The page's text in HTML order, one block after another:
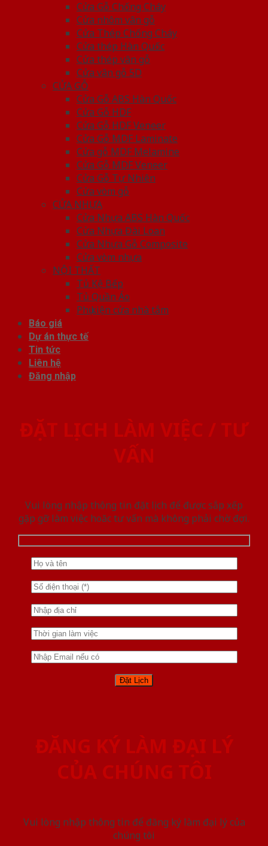
Cửa Gỗ Chống Cháy
Cửa nhôm vân gỗ
Cửa Thép Chống Cháy
Cửa thép Hàn Quốc
Cửa thép vân gỗ
Cửa vân gỗ 5D
CỬA GỖ
Cửa Gỗ ABS Hàn Quốc
Cửa Gỗ HDF
Cửa Gỗ HDF Veneer
Cửa Gỗ MDF Laminate
Cửa gỗ MDF Melamine
Cửa Gỗ MDF Veneer
Cửa Gỗ Tự Nhiên
Cửa vòm gỗ
CỬA NHỰA
Cửa Nhựa ABS Hàn Quốc
Cửa Nhựa Đài Loan
Cửa Nhựa Gỗ Composite
Cửa vòm nhựa
NỘI THẤT
Tủ Kệ Bếp
Tủ Quần Áo
Phụ kiện cửa nhà tắm
Báo giá
Dự án thực tế
Tin tức
Liên hệ
Đăng nhập
ĐẶT LỊCH LÀM VIỆC / TƯ
VẤN
Vui lòng nhập thông tin đặt lịch để được sắp xếp
gặp gỡ làm việc hoăc tư vấn mà không phải chờ đợi.
ĐĂNG KÝ LÀM ĐẠI LÝ
CỦA CHÚNG TÔI
Vui lòng nhập thông tin để đăng ký làm đại lý của
chúng tôi